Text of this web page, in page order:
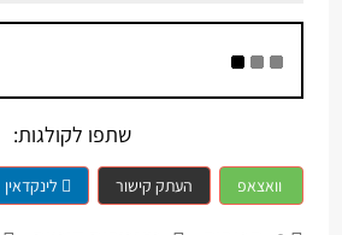
שתפו לקולגות:
וואצאפ העתק קישור לינקדאין